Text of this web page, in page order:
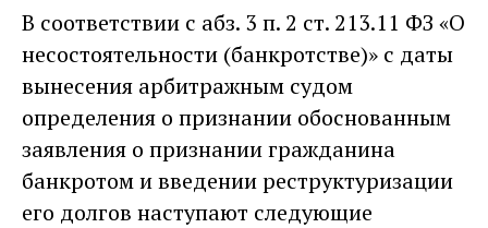
В соответствии с абз. 3 п. 2 ст. 213.11 ФЗ «О
несостоятельности (банкротстве)» с даты
вынесения арбитражным судом
определения о признании обоснованным
заявления о признании гражданина
банкротом и введении реструктуризации
его долгов наступают следующие